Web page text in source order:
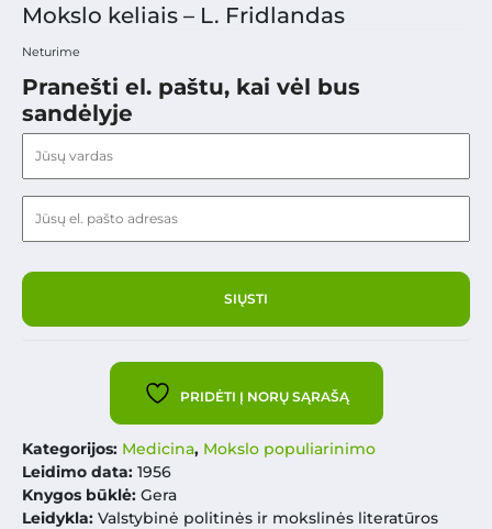
Mokslo keliais – L. Fridlandas
Neturime
Pranešti el. paštu, kai vėl bus
sandėlyje
PRIDĖTI Į NORŲ SĄRAŠĄ
Kategorijos: Medicina, Mokslo populiarinimo
Leidimo data: 1956
Knygos būklė: Gera
Leidykla: Valstybinė politinės ir mokslinės literatūros